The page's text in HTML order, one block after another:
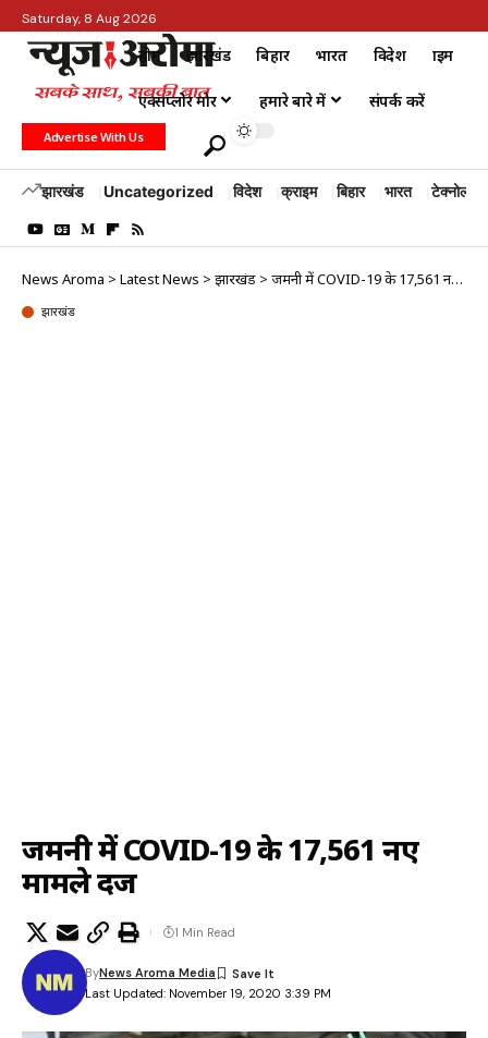
Saturday, 8 Aug 2026
होम झारखंड बिहार भारत विदेश क्राइम
एक्सप्लोर मोर हमारे बारे में संपर्क करें
Advertise With Us
झारखंड Uncategorized विदेश क्राइम बिहार भारत टेक्नोलॉजी
News Aroma > Latest News > झारखंड > जर्मनी में COVID-19 के 17,561 नए मामले दर्ज
झारखंड
जर्मनी में COVID-19 के 17,561 नए
मामले दर्ज
Last Updated: November 19, 2020 3:39 PM
ByNews Aroma Media
1 Min Read